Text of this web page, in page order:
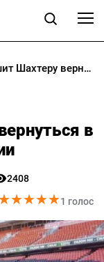
ДНР разрешит Шахтеру вернуться в Донецк при одном условии
в
2408
★★★★
★★★★1 голос